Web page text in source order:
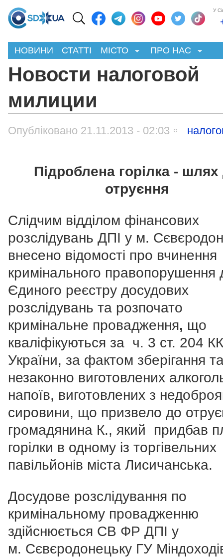
У
НОВИНИ СТАТТІ МІСТО ПРО НАС
Новости налоговой
милиции
Опубліковано 21.11.2013 - 02:03
Підроблена горілка - шлях
отруєння
Слідчим відділом фінансових
розслідувань ДПІ у м.
внесено відомості про вчинення
кримінального правопорушення
Єдиного реєстру досудових
розслідувань та розпочато
кримінальне провадження, що
кваліфікуються за ч. 3 ст. 204 КК
України, за фактом зберігання
незаконно виготовлених
напоїв, виготовлених з
сировини, що призвело до
громадянина К., який придбав
горілки в одному із торгівельних
павільйонів міста Лисичанська.
Досудове розслідування по
кримінальному провадженню
здійснюється СВ ФР ДПІ у
м. Сєвєродонецьку ГУ